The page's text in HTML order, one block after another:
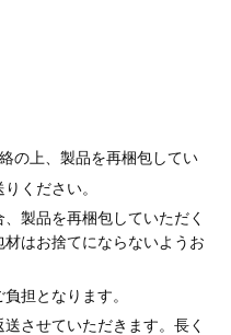
の上、製品を再梱包してい
ください。
製品を再梱包していただく
はお捨てにならないようお
担となります。
させていただきます。長く